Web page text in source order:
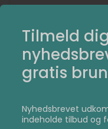
Tilmeld
gratis
Nyhedsbrevet
indeholde tilbud og
hos John & Woo to
Brunchanretning